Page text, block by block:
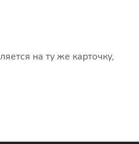
на ту же карточку,